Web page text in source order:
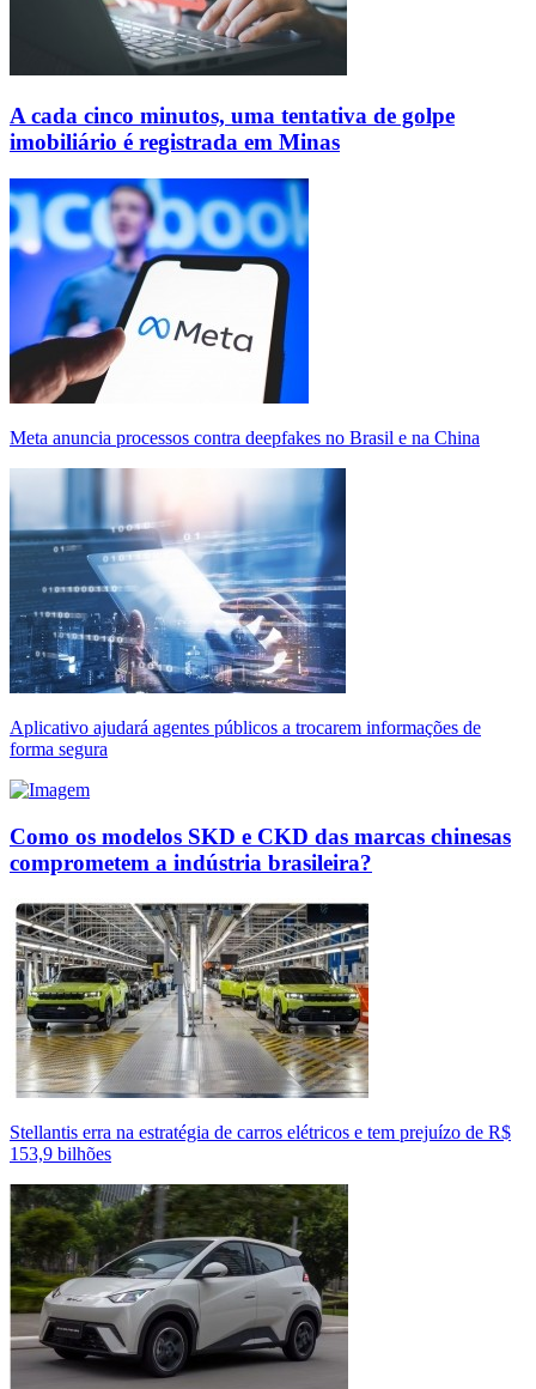
A cada cinco minutos, uma tentativa de golpe
imobiliário é registrada em Minas
Meta anuncia processos contra deepfakes no Brasil e na China
Aplicativo ajudará agentes públicos a trocarem informações de
forma segura
Como os modelos SKD e CKD das marcas chinesas
comprometem a indústria brasileira?
Stellantis erra na estratégia de carros elétricos e tem prejuízo de R$
153,9 bilhões